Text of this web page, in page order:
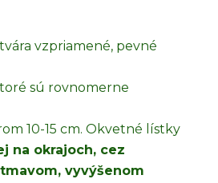
vzpriamené, pevné
sú rovnomerne
10-15 cm. Okvetné lístky
na okrajoch, cez
vyvýšenom